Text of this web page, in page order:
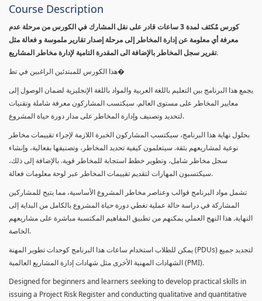
Course Description
كورس مٌكثف لمدة 3 ساعات قادر على نقل المشارك في الكورس من مرحلة عدم
معرفة أي معلومة عن إدارة المخاطر إلى مرحلة إصدار تقارير ملموسة و فعالة مثل
تقرير سجل المخاطر بالإضافة الى المقدرة التامية لإدارة مخاطر المشاريع.
هذا الكورس للمبتدئين الراغبين في تط�
يجمع هذا البرنامج بين التعليم باللغة العربية والمواد باللغة الإنجليزية لضمان الوصول إلى
معايير المخاطر على مستوى العالم. سيكتسب المشاركون معرفة شاملة وتقنيات
لتحديد وتصنيف وإدارة المخاطر على مدار دورة حياة المشروع.
بحلول نهاية هذا البرنامج، سيكتسب المشاركون الخبرة اللازمة لإجراء تقييمات مخاطر
نوعية لمشاريعهم بثقة. سيتعلمون كيفية تحديد المخاطر، وتصنيفها بفعالية، وإنشاء
سجل مخاطر شامل، وتطوير خطط استجابة للمخاطر قوية. بالإضافة إلى ذلك،
سيكتسبون المهارات لتقديم تقييمات المخاطر عبر لوحة معلومات فعالة.
تشمل مواد البرنامج قوالب وعناصر مخاطر المشروع الأساسية، مما يتيح للمشاركين
المشاركة في دراسة حالة عملية تغطي دورة حياة المشروع بالكامل من البداية إلى
النهاية. هذا النهج العملي يمكنهم من تطبيق المفاهيم المكتسبة مباشرة على مشاريعهم
الخاصة.
يمكن للطلاب استخدام ساعات هذا البرنامج كوحدات تطوير المهنة (PDUs) لتجديد جميع
الشهادات المهنية الأخرى مثل شهادات إدارة المشاريع العالمية (PMI).
Designed for beginners and learners seeking to develop practical skills in
issuing a Project Risk Register and conducting qualitative and quantitative